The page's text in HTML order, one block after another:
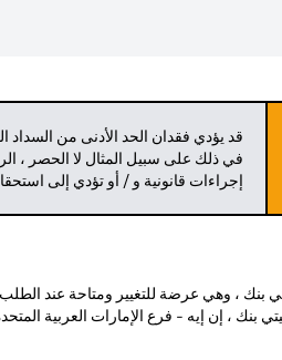
قد يؤدي فقدان الحد الأدنى من
في ذلك على سبيل المثال لا الحصر ،
إجراءات قانونية و / أو تؤدي إلى
، وهي عرضة للتغيير ومتاحة عند الطلب.
بنك ، إن إيه - فرع الإمارات العربية